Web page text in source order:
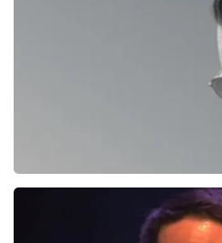
195+ reviews